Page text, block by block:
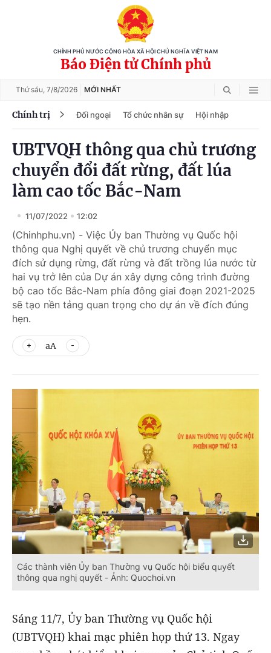
CHÍNH PHỦ NƯỚC CỘNG HÒA XÃ HỘI CHỦ NGHĨA VIỆT NAM
Báo Điện tử Chính phủ
Thứ sáu, 7/8/2026 MỚI NHẤT
Chính trị Đối ngoại Tổ chức nhân sự Hội nhập
UBTVQH thông qua chủ trương
chuyển đổi đất rừng, đất lúa
làm cao tốc Bắc-Nam
11/07/2022 12:02
(Chinhphu.vn) - Việc Ủy ban Thường vụ Quốc hội
thông qua Nghị quyết về chủ trương chuyển mục
đích sử dụng rừng, đất rừng và đất trồng lúa nước từ
hai vụ trở lên của Dự án xây dựng công trình đường
bộ cao tốc Bắc-Nam phía đông giai đoạn 2021-2025
sẽ tạo nền tảng quan trọng cho dự án về đích đúng
hẹn.
aA
Các thành viên Ủy ban Thường vụ Quốc hội biểu quyết
thông qua nghị quyết - Ảnh: Quochoi.vn
Sáng 11/7, Ủy ban Thường vụ Quốc hội
(UBTVQH) khai mạc phiên họp thứ 13. Ngay